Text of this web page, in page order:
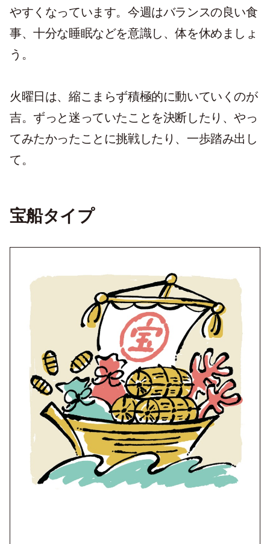
やすくなっています。今週はバランスの良い食
事、十分な睡眠などを意識し、体を休めましょ
う。
火曜日は、縮こまらず積極的に動いていくのが
吉。ずっと迷っていたことを決断したり、やっ
てみたかったことに挑戦したり、一歩踏み出し
て。
宝船タイプ